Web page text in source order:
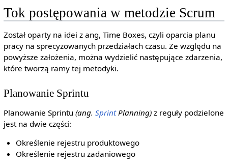
Tok postępowania w metodzie Scrum
Został oparty na idei z ang, Time Boxes, czyli oparcia planu
pracy na sprecyzowanych przedziałach czasu. Ze względu na
powyższe założenia, można wydzielić następujące zdarzenia,
które tworzą ramy tej metodyki.
Planowanie Sprintu
Planowanie Sprintu (ang. SprintPlanning)z reguły podzielone
jest na dwie części:
Określenie rejestru produktowego
Określenie rejestru zadaniowego